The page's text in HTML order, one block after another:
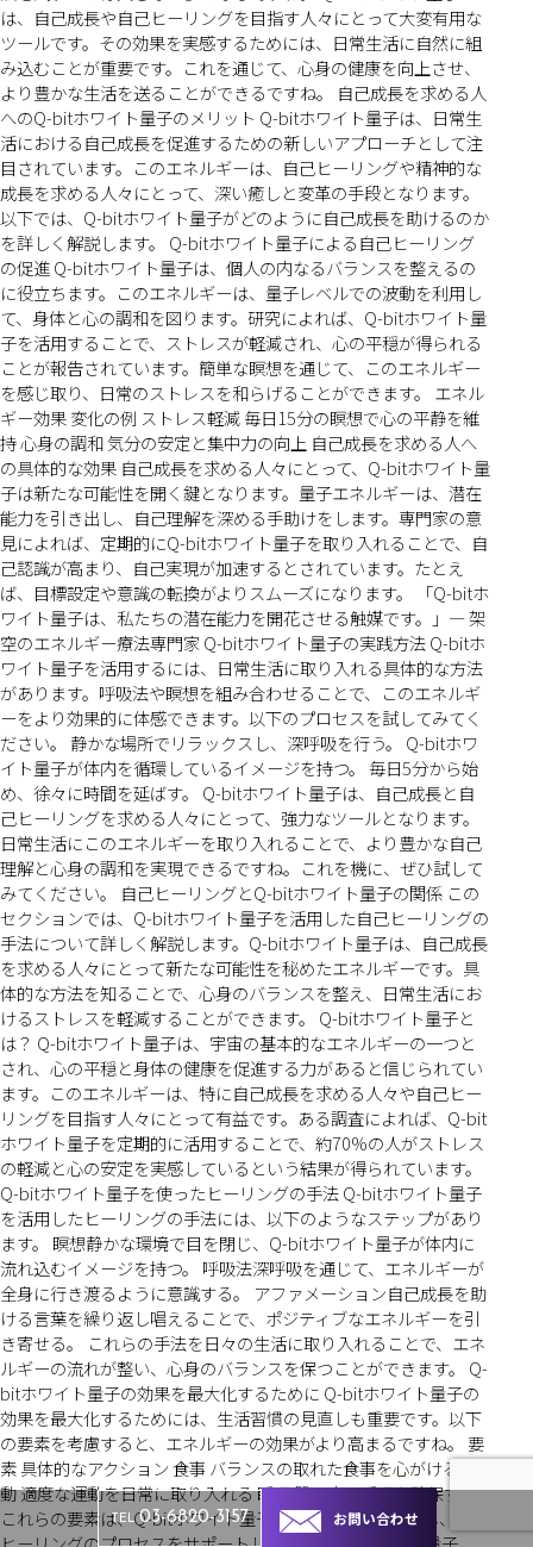
TEL03-6820-3157 お問い合わせ
は、自己成長や自己ヒーリングを目指す人々にとって大変有用な
ツールです。その効果を実感するためには、日常生活に自然に組
み込むことが重要です。これを通じて、心身の健康を向上させ、
より豊かな生活を送ることができるですね。 自己成長を求める人
へのQ-bitホワイト量子のメリット Q-bitホワイト量子は、日常生
活における自己成長を促進するための新しいアプローチとして注
目されています。このエネルギーは、自己ヒーリングや精神的な
成長を求める人々にとって、深い癒しと変革の手段となります。
以下では、Q-bitホワイト量子がどのように自己成長を助けるのか
を詳しく解説します。 Q-bitホワイト量子による自己ヒーリング
の促進 Q-bitホワイト量子は、個人の内なるバランスを整えるの
に役立ちます。このエネルギーは、量子レベルでの波動を利用し
て、身体と心の調和を図ります。研究によれば、Q-bitホワイト量
子を活用することで、ストレスが軽減され、心の平穏が得られる
ことが報告されています。簡単な瞑想を通じて、このエネルギー
を感じ取り、日常のストレスを和らげることができます。 エネル
ギー効果 変化の例 ストレス軽減 毎日15分の瞑想で心の平静を維
持 心身の調和 気分の安定と集中力の向上 自己成長を求める人へ
の具体的な効果 自己成長を求める人々にとって、Q-bitホワイト量
子は新たな可能性を開く鍵となります。量子エネルギーは、潜在
能力を引き出し、自己理解を深める手助けをします。専門家の意
見によれば、定期的にQ-bitホワイト量子を取り入れることで、自
己認識が高まり、自己実現が加速するとされています。たとえ
ば、目標設定や意識の転換がよりスムーズになります。 「Q-bitホ
ワイト量子は、私たちの潜在能力を開花させる触媒です。」— 架
空のエネルギー療法専門家 Q-bitホワイト量子の実践方法 Q-bitホ
ワイト量子を活用するには、日常生活に取り入れる具体的な方法
があります。呼吸法や瞑想を組み合わせることで、このエネルギ
ーをより効果的に体感できます。以下のプロセスを試してみてく
ださい。 静かな場所でリラックスし、深呼吸を行う。 Q-bitホワ
イト量子が体内を循環しているイメージを持つ。 毎日5分から始
め、徐々に時間を延ばす。 Q-bitホワイト量子は、自己成長と自
己ヒーリングを求める人々にとって、強力なツールとなります。
日常生活にこのエネルギーを取り入れることで、より豊かな自己
理解と心身の調和を実現できるですね。これを機に、ぜひ試して
みてください。 自己ヒーリングとQ-bitホワイト量子の関係 この
セクションでは、Q-bitホワイト量子を活用した自己ヒーリングの
手法について詳しく解説します。Q-bitホワイト量子は、自己成長
を求める人々にとって新たな可能性を秘めたエネルギーです。具
体的な方法を知ることで、心身のバランスを整え、日常生活にお
けるストレスを軽減することができます。 Q-bitホワイト量子と
は？ Q-bitホワイト量子は、宇宙の基本的なエネルギーの一つと
され、心の平穏と身体の健康を促進する力があると信じられてい
ます。このエネルギーは、特に自己成長を求める人々や自己ヒー
リングを目指す人々にとって有益です。ある調査によれば、Q-bit
ホワイト量子を定期的に活用することで、約70%の人がストレス
の軽減と心の安定を実感しているという結果が得られています。
Q-bitホワイト量子を使ったヒーリングの手法 Q-bitホワイト量子
を活用したヒーリングの手法には、以下のようなステップがあり
ます。 瞑想静かな環境で目を閉じ、Q-bitホワイト量子が体内に
流れ込むイメージを持つ。 呼吸法深呼吸を通じて、エネルギーが
全身に行き渡るように意識する。 アファメーション自己成長を助
ける言葉を繰り返し唱えることで、ポジティブなエネルギーを引
き寄せる。 これらの手法を日々の生活に取り入れることで、エネ
ルギーの流れが整い、心身のバランスを保つことができます。 Q-
bitホワイト量子の効果を最大化するために Q-bitホワイト量子の
効果を最大化するためには、生活習慣の見直しも重要です。以下
の要素を考慮すると、エネルギーの効果がより高まるですね。 要
素 具体的なアクション 食事 バランスの取れた食事を心がける 運
動 適度な運動を日常に取り入れる 睡眠 質の良い睡眠を確保する
これらの要素は、Q-bitホワイト量子と相乗効果を生み出し、自己